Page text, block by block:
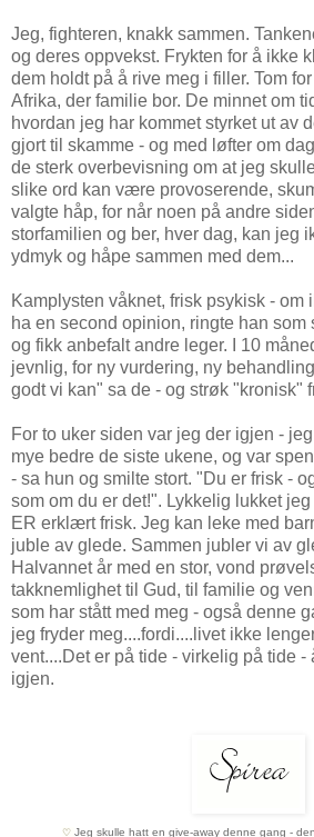
Jeg, fighteren, knakk sammen.
og deres oppvekst. Frykten for å ikke
dem holdt på å rive meg i filler. Tom
Afrika, der familie bor. De minnet om
hvordan jeg har kommet styrket ut av
gjort til skamme - og med løfter om
de sterk overbevisning om at jeg
slike ord kan være provoserende,
valgte håp, for når noen på andre
storfamilien og ber, hver dag, kan jeg
ydmyk og håpe sammen med dem...
Kamplysten våknet, frisk psykisk - om
ha en second opinion, ringte han som
og fikk anbefalt andre leger. I 10
jevnlig, for ny vurdering, ny
godt vi kan" sa de - og strøk "kronisk"
For to uker siden var jeg der igjen -
mye bedre de siste ukene, og var
- sa hun og smilte stort. "Du er frisk -
som om du er det!". Lykkelig lukket
ER erklært frisk. Jeg kan leke med
juble av glede. Sammen jubler vi av
Halvannet år med en stor, vond
takknemlighet til Gud, til familie og
som har stått med meg - også denne
jeg fryder meg....fordi....livet ikke
vent....Det er på tide - virkelig på tide -
igjen.
♡ Jeg skulle hatt en give-away denne gang -